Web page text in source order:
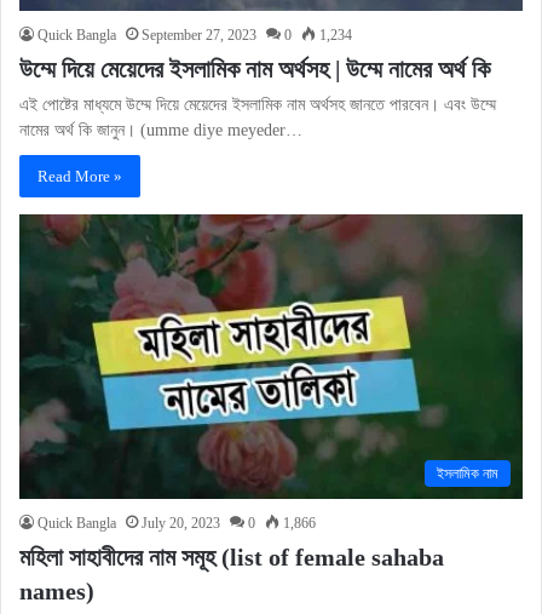
Quick Bangla September 27, 2023 0 1,234
উম্মে দিয়ে মেয়েদের ইসলামিক নাম অর্থসহ | উম্মে নামের অর্থ কি
এই পোষ্টের মাধ্যমে উম্মে দিয়ে মেয়েদের ইসলামিক নাম অর্থসহ জানতে পারবেন। এবং উম্মে
নামের অর্থ কি জানুন। (umme diye meyeder…
Read More »
ইসলামিক নাম
Quick Bangla July 20, 2023 0 1,866
মহিলা সাহাবীদের নাম সমূহ (list of female sahaba
names)